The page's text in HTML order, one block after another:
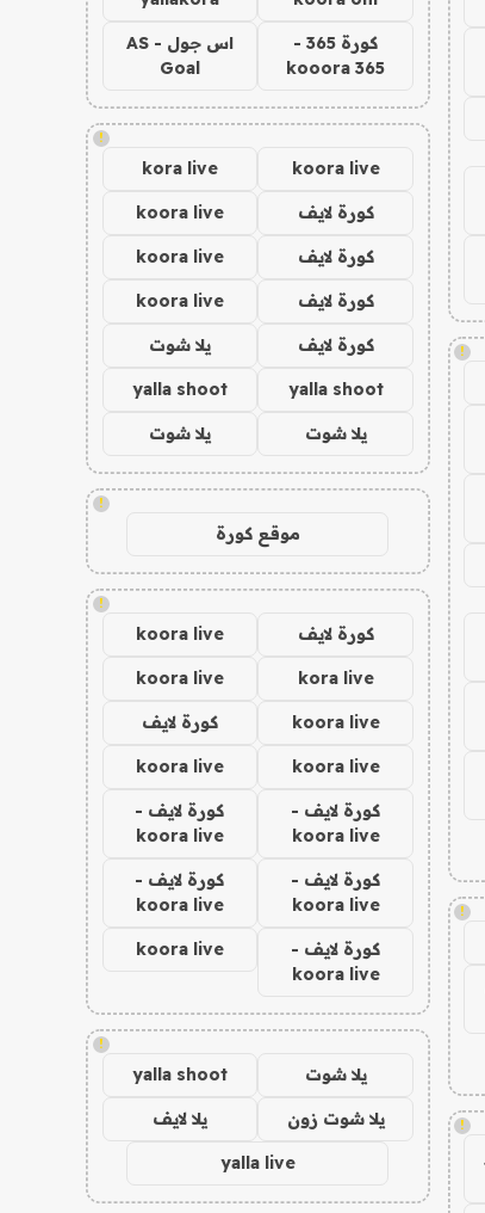
!
!
!
كورة 365 -
kooora 365
اس جول - AS
Goal
!
koora live
kora live
كورة لايف koora live
كورة لايف koora live
كورة لايف koora live
كورة لايف يلا شوت
yalla shoot
yalla shoot
يلا شوت يلا شوت
!
موقع كورة
!
كورة لايف koora live
kora live
koora live
koora live كورة لايف
koora live
koora live
كورة لايف -
koora live
كورة لايف -
koora live
كورة لايف -
koora live
كورة لايف -
koora live
كورة لايف -
koora live
koora live
!
يلا شوت yalla shoot
يلا شوت زون يلا لايف
yalla live